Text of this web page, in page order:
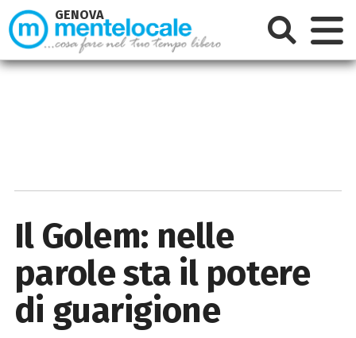
Il Golem: nelle
parole sta il potere
di guarigione
GENOVA